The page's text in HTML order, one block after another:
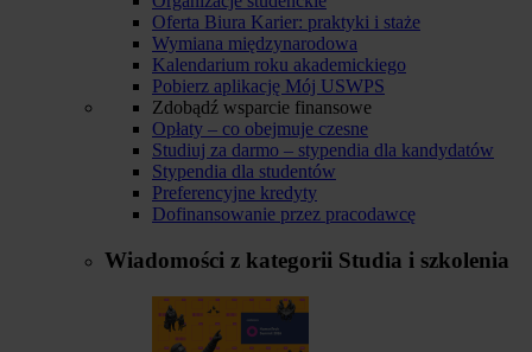
Oferta Biura Karier: praktyki i staże
Wymiana międzynarodowa
Kalendarium roku akademickiego
Pobierz aplikację Mój USWPS
Zdobądź wsparcie finansowe
Opłaty – co obejmuje czesne
Studiuj za darmo – stypendia dla kandydatów
Stypendia dla studentów
Preferencyjne kredyty
Dofinansowanie przez pracodawcę
Wiadomości z kategorii Studia i szkolenia